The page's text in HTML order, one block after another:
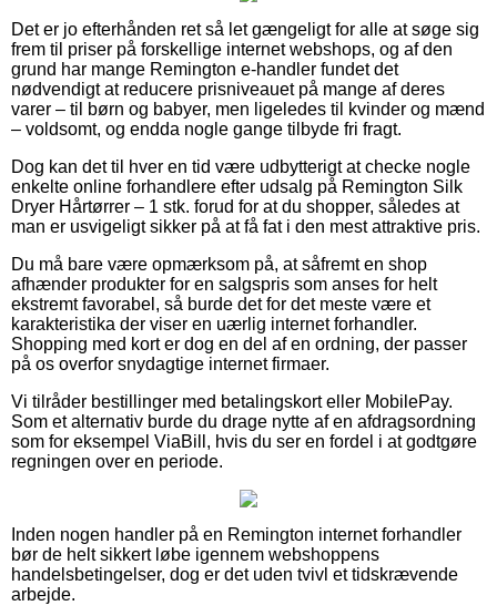
Det er jo efterhånden ret så let gængeligt for alle at søge sig
frem til priser på forskellige internet webshops, og af den
grund har mange Remington e-handler fundet det
nødvendigt at reducere prisniveauet på mange af deres
varer – til børn og babyer, men ligeledes til kvinder og mænd
– voldsomt, og endda nogle gange tilbyde fri fragt.
Dog kan det til hver en tid være udbytterigt at checke nogle
enkelte online forhandlere efter udsalg på Remington Silk
Dryer Hårtørrer – 1 stk. forud for at du shopper, således at
man er usvigeligt sikker på at få fat i den mest attraktive pris.
Du må bare være opmærksom på, at såfremt en shop
afhænder produkter for en salgspris som anses for helt
ekstremt favorabel, så burde det for det meste være et
karakteristika der viser en uærlig internet forhandler.
Shopping med kort er dog en del af en ordning, der passer
på os overfor snydagtige internet firmaer.
Vi tilråder bestillinger med betalingskort eller MobilePay.
Som et alternativ burde du drage nytte af en afdragsordning
som for eksempel ViaBill, hvis du ser en fordel i at godtgøre
regningen over en periode.
Inden nogen handler på en Remington internet forhandler
bør de helt sikkert løbe igennem webshoppens
handelsbetingelser, dog er det uden tvivl et tidskrævende
arbejde.